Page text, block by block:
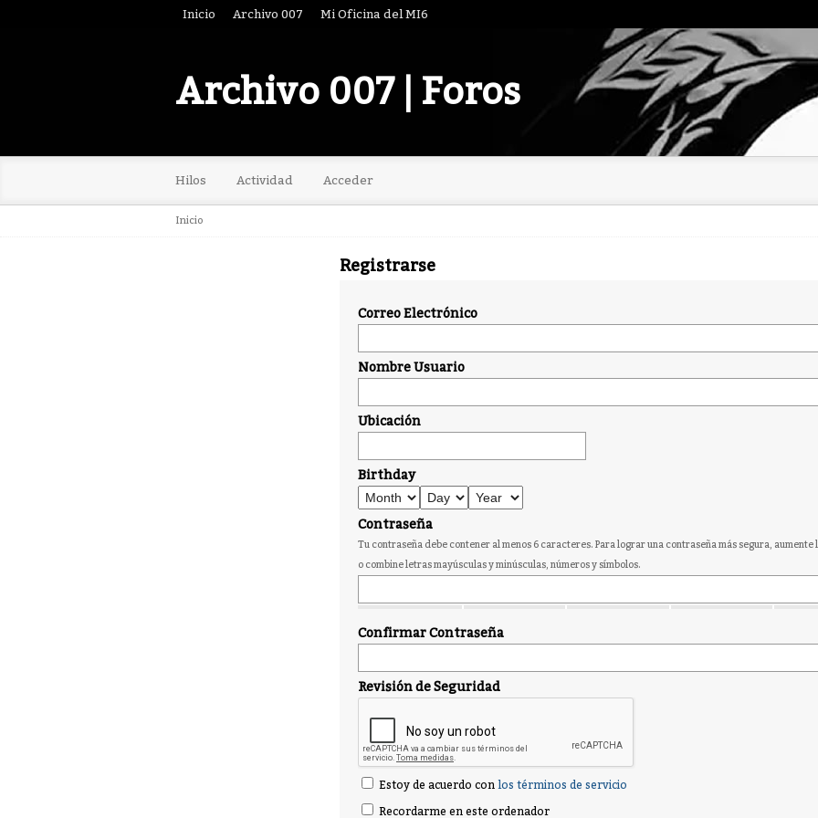
Inicio Archivo 007 Mi Oficina del MI6
Archivo 007 | Foros
Hilos Actividad Acceder
Inicio
Registrarse
Correo Electrónico
Nombre Usuario
Ubicación
Birthday
Contraseña
Tu contraseña debe contener al menos 6 caracteres. Para lograr una contraseña más segura, aumente
o combine letras mayúsculas y minúsculas, números y símbolos.
Confirmar Contraseña
Revisión de Seguridad
Estoy de acuerdo con los términos de servicio
Recordarme en este ordenador